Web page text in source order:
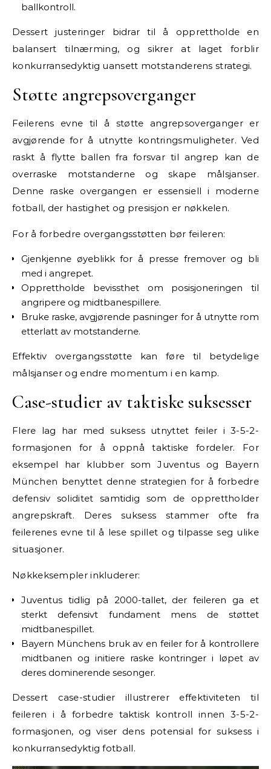
ballkontroll.
Dessert justeringer bidrar til å opprettholde en
balansert tilnærming, og sikrer at laget forblir
konkurransedyktig uansett motstanderens strategi.
Støtte angrepsoverganger
Feilerens evne til å støtte angrepsoverganger er
avgjørende for å utnytte kontringsmuligheter. Ved
raskt å flytte ballen fra forsvar til angrep kan de
overraske motstanderne og skape målsjanser.
Denne raske overgangen er essensiell i moderne
fotball, der hastighet og presisjon er nøkkelen.
For å forbedre overgangsstøtten bør feileren:
Gjenkjenne øyeblikk for å presse fremover og bli
med i angrepet.
Opprettholde bevissthet om posisjoneringen til
angripere og midtbanespillere.
Bruke raske, avgjørende pasninger for å utnytte rom
etterlatt av motstanderne.
Effektiv overgangsstøtte kan føre til betydelige
målsjanser og endre momentum i en kamp.
Case-studier av taktiske suksesser
Flere lag har med suksess utnyttet feiler i 3-5-2-
formasjonen for å oppnå taktiske fordeler. For
eksempel har klubber som Juventus og Bayern
München benyttet denne strategien for å forbedre
defensiv soliditet samtidig som de opprettholder
angrepskraft. Deres suksess stammer ofte fra
feilerenes evne til å lese spillet og tilpasse seg ulike
situasjoner.
Nøkkeksempler inkluderer:
Juventus tidlig på 2000-tallet, der feileren ga et
sterkt defensivt fundament mens de støttet
midtbanespillet.
Bayern Münchens bruk av en feiler for å kontrollere
midtbanen og initiere raske kontringer i løpet av
deres dominerende sesonger.
Dessert case-studier illustrerer effektiviteten til
feileren i å forbedre taktisk kontroll innen 3-5-2-
formasjonen, og viser dens potensial for suksess i
konkurransedyktig fotball.